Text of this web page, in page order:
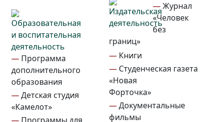
— Программа
дополнительного
образования
—Детская студия
«Камелот»
—Журнал
«Человек
без
границ»
— Книги
— Студенческая газета
«Новая
Форточка»
—Документальные
фильмы